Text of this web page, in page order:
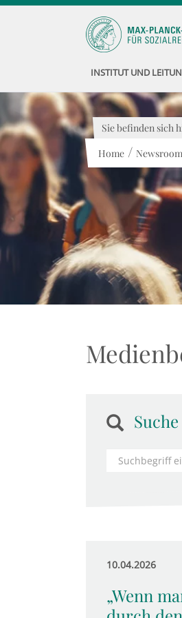
INSTITUT UND
Sie befinden sich
Home / Newsroom
Suche
10.04.2026
„Wenn